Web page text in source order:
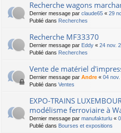
Recherche wagons
Dernier message par claude65 « 29
Publié dans Recherches
Recherche MF33370
Dernier message par Eddy « 24 nov.
Publié dans Recherches
Vente de matériel
Dernier message par Andre « 04
Publié dans Ventes
EXPO-TRAINS
modélisme ferroviaire à
Dernier message par manufakturlu «
Publié dans Bourses et expositions